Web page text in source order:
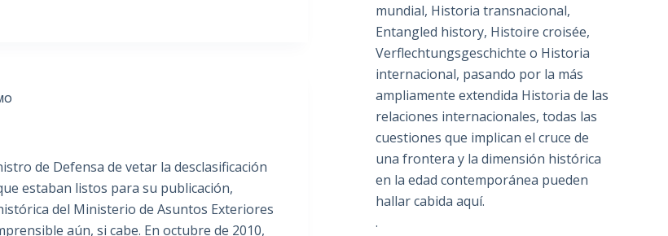
de Defensa de vetar la desclasificación
estaban listos para su publicación,
del Ministerio de Asuntos Exteriores
aún, si cabe. En octubre de 2010,
mundial, Historia transnacional,
Entangled history, Histoire croisée,
Verflechtungsgeschichte o Historia
internacional, pasando por la más
ampliamente extendida Historia de las
relaciones internacionales, todas las
cuestiones que implican el cruce de
una frontera y la dimensión histórica
en la edad contemporánea pueden
hallar cabida aquí.
.